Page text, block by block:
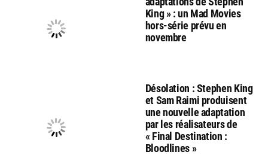
King » : un Mad Movies
hors-série prévu en
novembre
Désolation : Stephen King
et Sam Raimi produisent
une nouvelle adaptation
par les réalisateurs de
« Final Destination :
Bloodlines »